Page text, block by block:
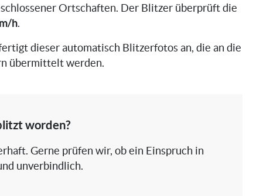
Ortschaften. Der Blitzer überprüft die
h.
dieser automatisch Blitzerfotos an, die an die
übermittelt werden.
worden?
Gerne prüfen wir, ob ein Einspruch in
unverbindlich.